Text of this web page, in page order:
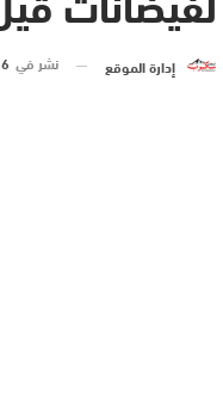
إدارة الموقع نشر في 6 سبتمبر 2020 الساعة 8 و 00 دقيقة